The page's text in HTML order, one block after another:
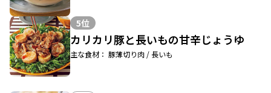
5位
カリカリ豚と長いもの甘辛じょうゆ
主な食材： 豚薄切り肉 / 長いも